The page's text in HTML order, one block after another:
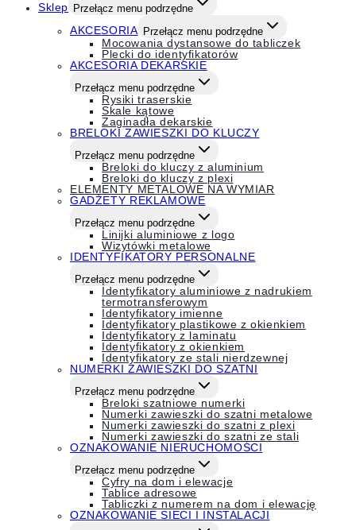
Sklep Przełącz menu podrzędne
AKCESORIA Przełącz menu podrzędne
Mocowania dystansowe do tabliczek
Plecki do identyfikatorów
AKCESORIA DEKARSKIE
Przełącz menu podrzędne
Rysiki traserskie
Skale kątowe
Zaginadła dekarskie
BRELOKI ZAWIESZKI DO KLUCZY
Przełącz menu podrzędne
Breloki do kluczy z aluminium
Breloki do kluczy z plexi
ELEMENTY METALOWE NA WYMIAR
GADŻETY REKLAMOWE
Przełącz menu podrzędne
Linijki aluminiowe z logo
Wizytówki metalowe
IDENTYFIKATORY PERSONALNE
Przełącz menu podrzędne
Identyfikatory aluminiowe z nadrukiem
termotransferowym
Identyfikatory imienne
Identyfikatory plastikowe z okienkiem
Identyfikatory z laminatu
Identyfikatory z okienkiem
Identyfikatory ze stali nierdzewnej
NUMERKI ZAWIESZKI DO SZATNI
Przełącz menu podrzędne
Breloki szatniowe numerki
Numerki zawieszki do szatni metalowe
Numerki zawieszki do szatni z plexi
Numerki zawieszki do szatni ze stali
OZNAKOWANIE NIERUCHOMOŚCI
Przełącz menu podrzędne
Cyfry na dom i elewacje
Tablice adresowe
Tabliczki z numerem na dom i elewację
OZNAKOWANIE SIECI I INSTALACJI